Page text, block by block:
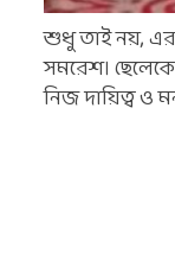
শুধু তাই নয়, এর
সমরেশ।
নিজ দায়িত্ব ও